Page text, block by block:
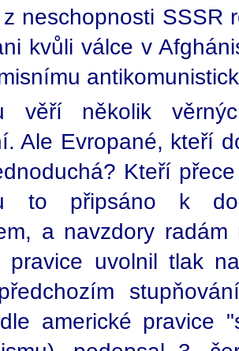
neschopnosti SSSR
kvůli válce v
věří několik
Ale Evropané, kteří
Kteří
to připsáno k
a navzdory
uvolnil tlak
americké pravice